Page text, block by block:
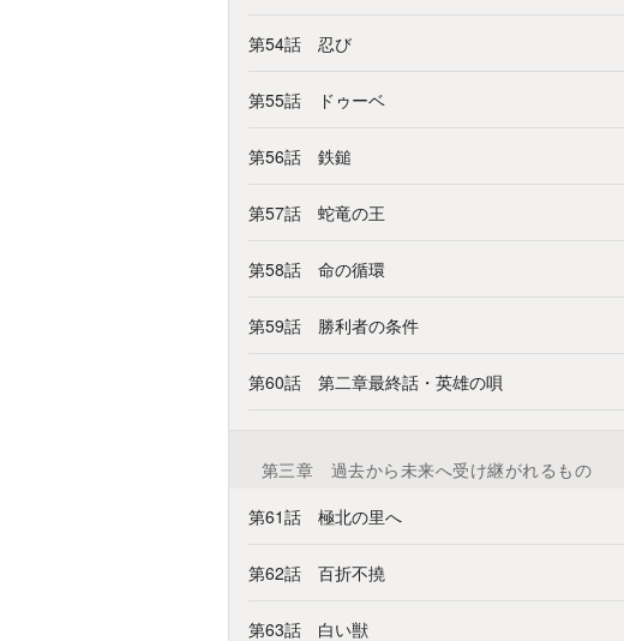
第54話 忍び
第55話 ドゥーベ
第56話 鉄鎚
第57話 蛇竜の王
第58話 命の循環
第59話 勝利者の条件
第60話 第二章最終話・英雄の唄
第三章 過去から未来へ受け継がれるもの
第61話 極北の里へ
第62話 百折不撓
第63話 白い獣